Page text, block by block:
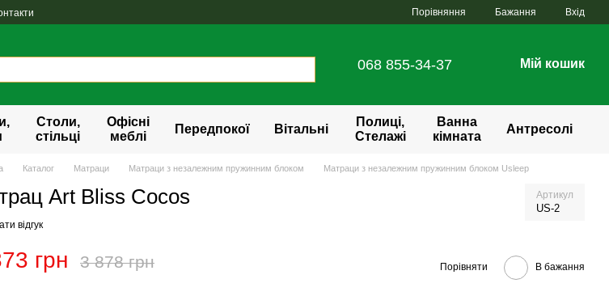
Порівняння Бажання Вхід
068 855-34-37 Мій кошик
Столи,
стільці
Офісні
меблі
Передпокої Вітальні
Полиці,
Стелажі
Ванна
кімната
Антресолі
Каталог Матраци Матраци з незалежним пружинним блоком Матраци з незалежним пружинним блоком Usleep
Art Bliss Cocos Артикул
US-2
відгук
грн 3 878 грн Порівняти В бажання